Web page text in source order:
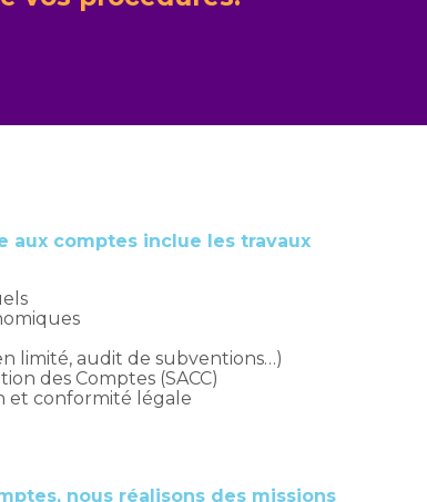
aux comptes inclue les travaux
limité, audit de subventions…)
des Comptes (SACC)
et conformité légale
nous réalisons des missions